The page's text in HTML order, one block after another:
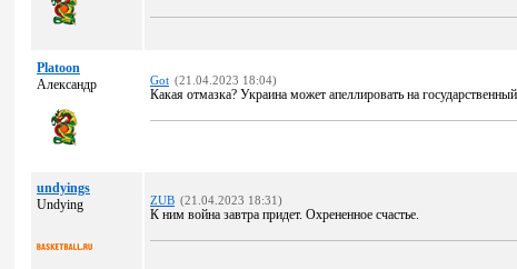
Platoon
Александр
Got (21.04.2023 18:04)
Какая отмазка? Украина может апеллировать на
undyings
Undying
ZUB (21.04.2023 18:31)
К ним война завтра придет. Охрененное счастье.